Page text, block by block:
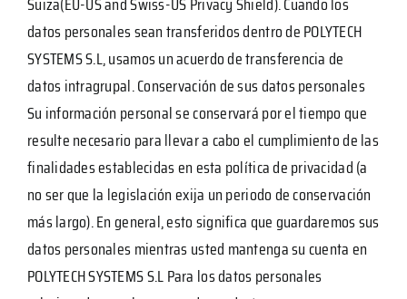
datos personales sean transferidos dentro de POLYTECH
SYSTEMS S.L, usamos un acuerdo de transferencia de
datos intragrupal. Conservación de sus datos personales
Su información personal se conservará por el tiempo que
resulte necesario para llevar a cabo el cumplimiento de las
finalidades establecidas en esta política de privacidad (a
no ser que la legislación exija un periodo de conservación
más largo). En general, esto significa que guardaremos sus
datos personales mientras usted mantenga su cuenta en
POLYTECH SYSTEMS S.L Para los datos personales